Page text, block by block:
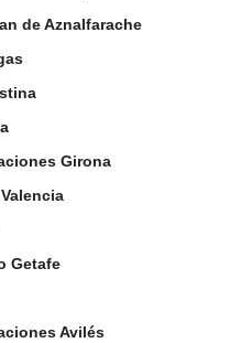
de Aznalfarache
Girona
Getafe
Avilés